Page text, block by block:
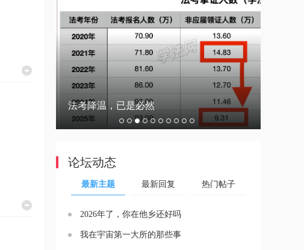
法考降温，已是必然 女法工大骂法官！王某
论坛动态
最新主题 最新回复 热门帖子
2026年了，你在他乡还好吗
我在宇宙第一大所的那些事